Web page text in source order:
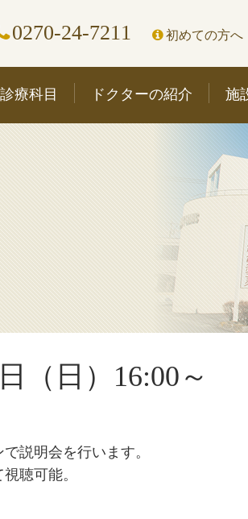
0270-24-7211 初めての方へ
診療科目 ドクターの紹介 施
（日）16:00～
説明会を行います。
聴可能。